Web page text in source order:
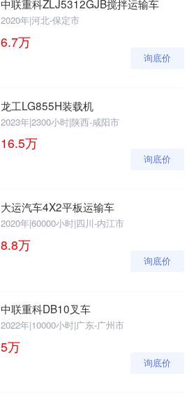
中联重科ZLJ5312GJB搅拌运输车
2020年|河北-保定市
6.7万
询底价
龙工LG855H装载机
2023年|2300小时|陕西-咸阳市
16.5万
询底价
大运汽车4X2平板运输车
2020年|60000小时|四川-内江市
8.8万
询底价
中联重科DB10叉车
2022年|10000小时|广东-广州市
5万
询底价